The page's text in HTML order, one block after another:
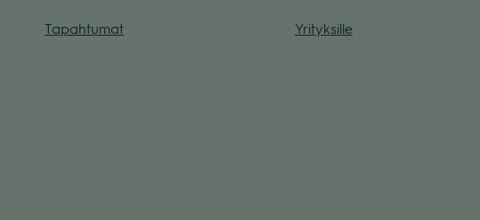
Tapah­tu­mat Yri­tyk­sille